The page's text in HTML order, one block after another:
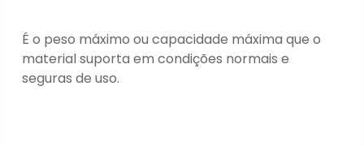
É o peso máximo ou capacidade máxima que o
material suporta em condições normais e
seguras de uso.